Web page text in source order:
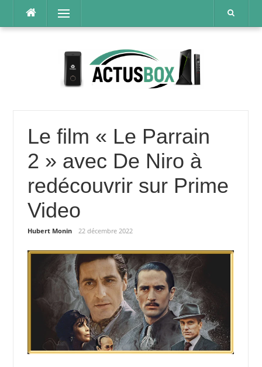
contenu
Menu
Le film « Le Parrain
2 » avec De Niro à
redécouvrir sur Prime
Video
Hubert Monin 22 décembre 2022